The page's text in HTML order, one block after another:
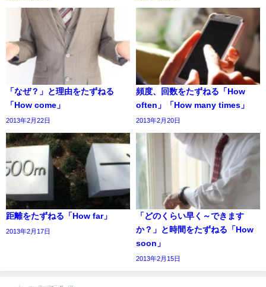
「なぜ？」と理由をたずねる
「How come」
2013年2月22日
頻度、回数をたずねる「How
often」「How many times」
2013年2月20日
距離をたずねる「How far」
2013年2月17日
「どのくらい早く～できます
か？」と時間をたずねる「How
soon」
2013年2月15日